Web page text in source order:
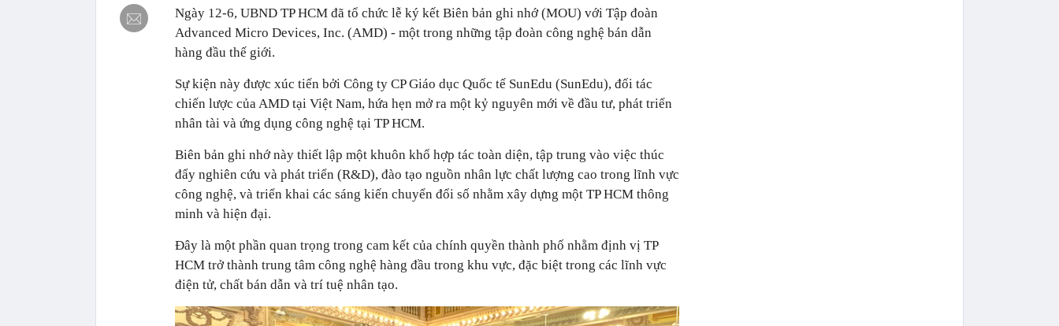
Ngày 12-6, UBND TP HCM đã tổ chức lễ ký kết Biên bản ghi nhớ (MOU) với Tập đoàn
Advanced Micro Devices, Inc. (AMD) - một trong những tập đoàn công nghệ bán dẫn
hàng đầu thế giới.
Sự kiện này được xúc tiến bởi Công ty CP Giáo dục Quốc tế SunEdu (SunEdu), đối tác
chiến lược của AMD tại Việt Nam, hứa hẹn mở ra một kỷ nguyên mới về đầu tư, phát triển
nhân tài và ứng dụng công nghệ tại TP HCM.
Biên bản ghi nhớ này thiết lập một khuôn khổ hợp tác toàn diện, tập trung vào việc thúc
đẩy nghiên cứu và phát triển (R&D), đào tạo nguồn nhân lực chất lượng cao trong lĩnh vực
công nghệ, và triển khai các sáng kiến chuyển đổi số nhằm xây dựng một TP HCM thông
minh và hiện đại.
Đây là một phần quan trọng trong cam kết của chính quyền thành phố nhằm định vị TP
HCM trở thành trung tâm công nghệ hàng đầu trong khu vực, đặc biệt trong các lĩnh vực
điện tử, chất bán dẫn và trí tuệ nhân tạo.